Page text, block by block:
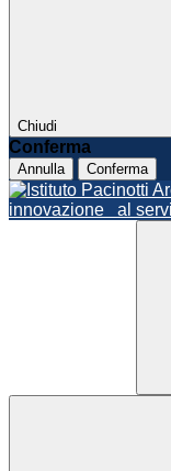
Chiudi
Conferma
Annulla Conferma
innovazione
al